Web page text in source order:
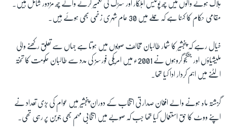
ہلاک ہونے والوں میں چھ پولیس اہلکار اور سڑک کی تعمیر کرنے والے چھ مزدور شامل ہیں۔
مقامی حکام کا کہنا ہے کہ حملے میں 30 عام شہری زخمی بھی ہوئے ہیں۔
خیال رہے کہ پنجشیر کا شمار طالبان مخالف صوبوں میں ہوتا ہے جہاں سے تعلق رکھنے والی
ملیشیاؤں اور جنگجو گروہوں نے 2001ء میں امریکی فورسز کی مدد سے طالبان حکومت کا تختہ
الٹنے میں اہم کردار ادا کیا تھا۔
گزشتہ ماہ ہونے والے افغان صدارتی انتخاب کے دوران پنجشیر میں عوام کی بڑی تعداد نے
اپنے ووٹ کا حق استعمال کیا تھا جب کہ صوبے میں انتخابی مہم بھی جوبن پر رہی تھی۔